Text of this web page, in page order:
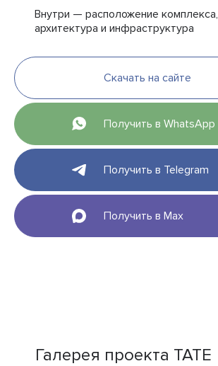
Внутри — расположение комплекса,
архитектура и инфраструктура
Скачать на сайте
Получить в WhatsApp
Получить в Telegram
Получить в Max
Галерея проекта TATE